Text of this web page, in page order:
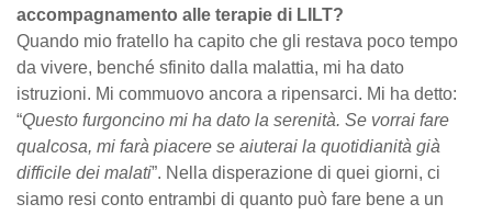
accompagnamento alle terapie di LILT?
Quando mio fratello ha capito che gli restava poco tempo
da vivere, benché sfinito dalla malattia, mi ha dato
istruzioni. Mi commuovo ancora a ripensarci. Mi ha detto:
“Questo furgoncino mi ha dato la serenità. Se vorrai fare
qualcosa, mi farà piacere se aiuterai la quotidianità già
difficile dei malati”. Nella disperazione di quei giorni, ci
siamo resi conto entrambi di quanto può fare bene a un